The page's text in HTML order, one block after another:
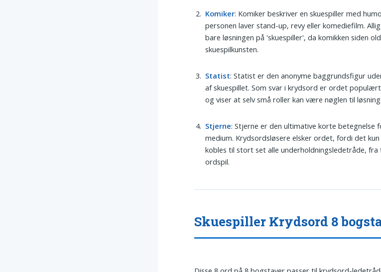
Komiker: Komiker beskriver en skuespiller med
personen laver stand-up, revy eller komediefilm.
bare løsningen på 'skuespiller', da komikken siden
skuespilkunsten.
Statist: Statist er den anonyme baggrundsfigur
af skuespillet. Som svar i krydsord er ordet
og viser at selv små roller kan være nøglen til
Stjerne: Stjerne er den ultimative korte betegnelse
medium. Krydsordsløsere elsker ordet, fordi det
kobles til stort set alle underholdningsledetråde,
ordspil.
Skuespiller Krydsord 8